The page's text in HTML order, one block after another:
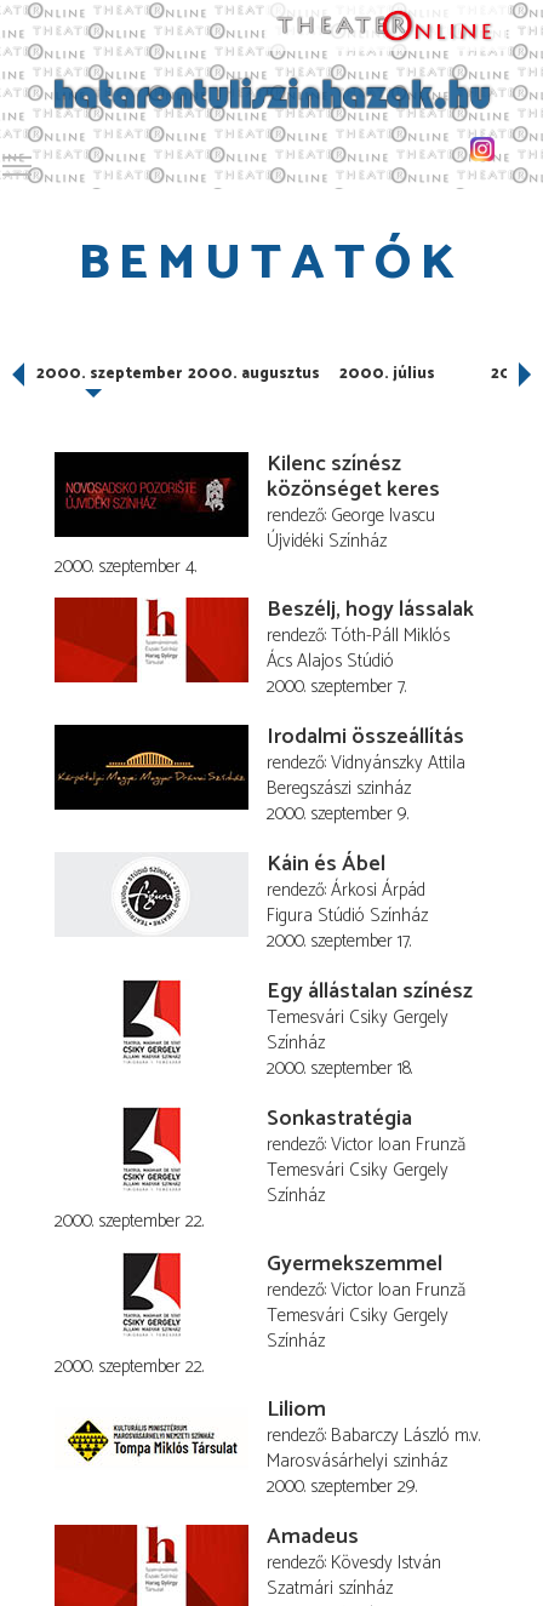
Toggle main menu visibility
BEMUTATÓK
2000. szeptember 2000. augusztus 2000. július 2000.
Kilenc színész
közönséget keres
rendező George Ivascu
Újvidéki Színház
2000. szeptember 4.
Beszélj, hogy lássalak
rendező Tóth-Páll Miklós
Ács Alajos Stúdió
2000. szeptember 7.
Irodalmi összeállítás
rendező Vidnyánszky Attila
Beregszászi szinház
2000. szeptember 9.
Káin és Ábel
rendező Árkosi Árpád
Figura Stúdió Színház
2000. szeptember 17.
Egy állástalan színész
Temesvári Csiky Gergely
Színház
2000. szeptember 18.
Sonkastratégia
rendező Victor Ioan Frunză
Temesvári Csiky Gergely
Színház
2000. szeptember 22.
Gyermekszemmel
rendező Victor Ioan Frunză
Temesvári Csiky Gergely
Színház
2000. szeptember 22.
Liliom
rendező Babarczy László m.v.
Marosvásárhelyi szinház
2000. szeptember 29.
Amadeus
rendező Kövesdy István
Szatmári színház